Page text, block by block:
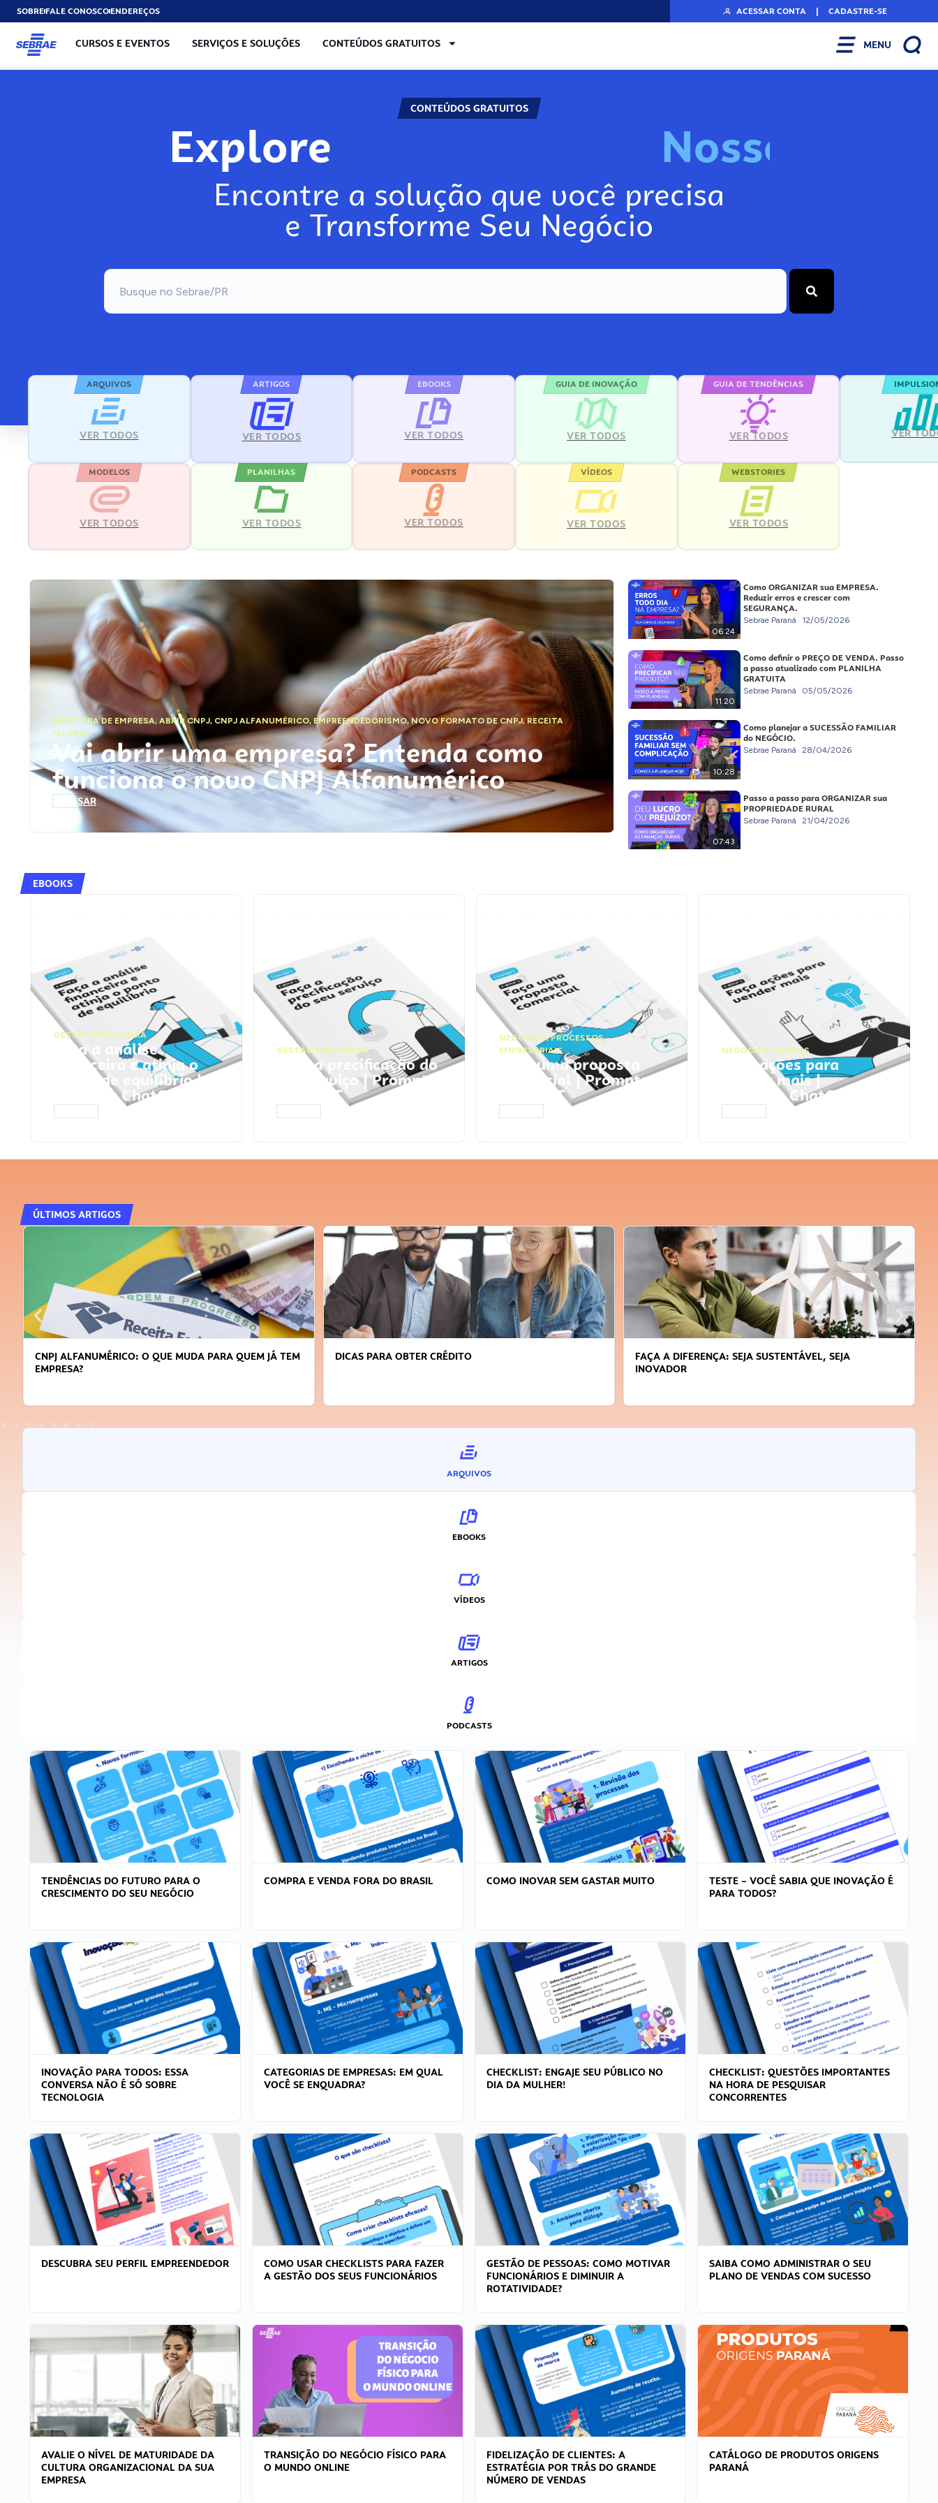
SOBREFALE CONOSCOENDEREÇOS ACESSAR CONTA | CADASTRE-SE
CURSOS E EVENTOS SERVIÇOS E SOLUÇÕES CONTEÚDOS GRATUITOS MENU
CONTEÚDOS GRATUITOS
Explore Nosso
Encontre a solução que você precisa
e Transforme Seu Negócio
ARQUIVOS
VER TODOS
ARTIGOS
VER TODOS
EBOOKS
VER TODOS
GUIA DE INOVAÇÃO
VER TODOS
GUIA DE TENDÊNCIAS
VER TODOS VER
MODELOS
VER TODOS
PLANILHAS
VER TODOS
PODCASTS
VER TODOS
VÍDEOS
VER TODOS
WEBSTORIES
VER TODOS
ABERTURA DE EMPRESA,ABRIR CNPJ, CNPJ ALFANUMÉRICO, EMPREENDEDORISMO,NOVO FORMATO DE CNPJ,RECEITA
FEDERAL
Vai abrir uma empresa? Entenda como
funciona o novo CNPJ Alfanumérico
ACESSAR
06:24
Como ORGANIZAR sua EMPRESA.
Reduzir erros e crescer com
SEGURANÇA.
Sebrae Paraná 12/05/2026
11:20
Como definir o PREÇO DE VENDA. Passo
a passo atualizado com PLANILHA
GRATUITA
Sebrae Paraná 05/05/2026
10:28
Como planejar a SUCESSÃO FAMILIAR
do NEGÓCIO.
Sebrae Paraná 28/04/2026
07:43
Passo a passo para ORGANIZAR sua
PROPRIEDADE RURAL
Sebrae Paraná 21/04/2026
EBOOKS
GESTÃO FINANCEIRA
Faça a análise
financeira e atinja o
ponto de equilíbrio |
Prompts ChatGPT
GESTÃO FINANCEIRA
Faça a precificação do
seu serviço | Prompts
ChatGPT
NEGÓCIOS,PROCESSOS
EMPRESARIAIS
Faça uma proposta
comercial | Prompts
ChatGPT
NEGÓCIOS, VENDAS
Faça ações para
vender mais |
Prompts ChatGPT
ÚLTIMOS ARTIGOS
CNPJ ALFANUMÉRICO: O QUE MUDA PARA QUEM JÁ TEM
EMPRESA?
DICAS PARA OBTER CRÉDITO
FAÇA A DIFERENÇA: SEJA SUSTENTÁVEL, SEJA
INOVADOR
ARQUIVOS
EBOOKS
VÍDEOS
ARTIGOS
PODCASTS
TENDÊNCIAS DO FUTURO PARA O
CRESCIMENTO DO SEU NEGÓCIO
COMPRA E VENDA FORA DO BRASIL COMO INOVAR SEM GASTAR MUITO
TESTE – VOCÊ SABIA QUE INOVAÇÃO É
PARA TODOS?
INOVAÇÃO PARA TODOS: ESSA
CONVERSA NÃO É SÓ SOBRE
TECNOLOGIA
CATEGORIAS DE EMPRESAS: EM QUAL
VOCÊ SE ENQUADRA?
CHECKLIST: ENGAJE SEU PÚBLICO NO
DIA DA MULHER!
CHECKLIST: QUESTÕES IMPORTANTES
NA HORA DE PESQUISAR
CONCORRENTES
DESCUBRA SEU PERFIL EMPREENDEDOR
COMO USAR CHECKLISTS PARA FAZER
A GESTÃO DOS SEUS FUNCIONÁRIOS
GESTÃO DE PESSOAS: COMO MOTIVAR
FUNCIONÁRIOS E DIMINUIR A
ROTATIVIDADE?
SAIBA COMO ADMINISTRAR O SEU
PLANO DE VENDAS COM SUCESSO
AVALIE O NÍVEL DE MATURIDADE DA
CULTURA ORGANIZACIONAL DA SUA
EMPRESA
TRANSIÇÃO DO NEGÓCIO FÍSICO PARA
O MUNDO ONLINE
FIDELIZAÇÃO DE CLIENTES: A
ESTRATÉGIA POR TRÁS DO GRANDE
NÚMERO DE VENDAS
CATÁLOGO DE PRODUTOS ORIGENS
PARANÁ